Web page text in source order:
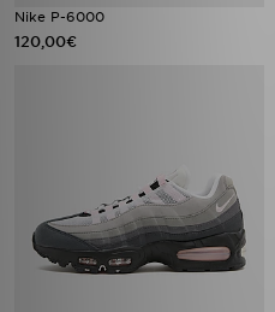
Nike P-6000
120,00€